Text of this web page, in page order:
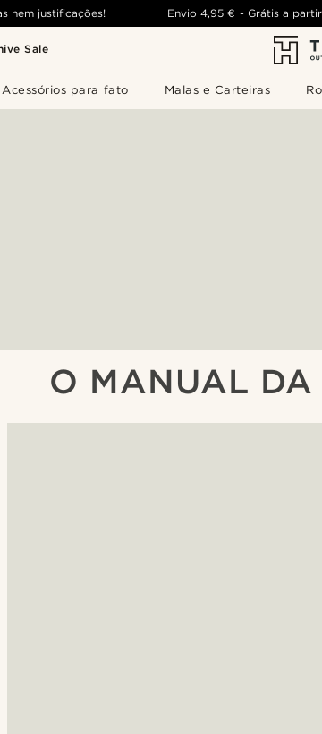
Sale
Acessórios para fato Malas e Carteiras
nem justificações! Envio 4,95 € - Grátis a
O MANUAL